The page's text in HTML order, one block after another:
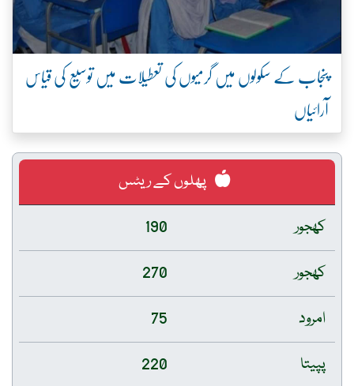
پنجاب کے سکولوں میں گرمیوں کی تعطیلات میں توسیع کی قیاس
آرائیاں
پھلوں کے ریٹس
کھجور
190
کھجور
270
امرود
75
پپیتا
220